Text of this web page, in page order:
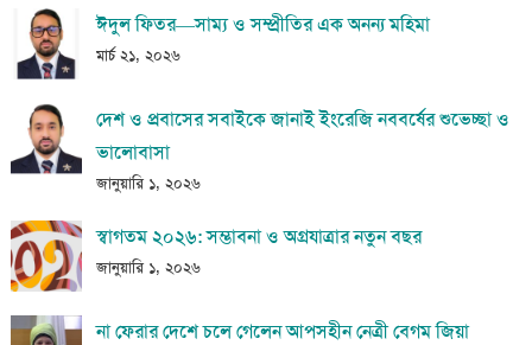
ঈদুল ফিতর—সাম্য ও সম্প্রীতির এক অনন্য মহিমা
মার্চ ২১, ২০২৬
দেশ ও প্রবাসের সবাইকে জানাই ইংরেজি নববর্ষের শুভেচ্ছা ও
ভালোবাসা
জানুয়ারি ১, ২০২৬
স্বাগতম ২০২৬: সম্ভাবনা ও অগ্রযাত্রার নতুন বছর
জানুয়ারি ১, ২০২৬
না ফেরার দেশে চলে গেলেন আপসহীন নেত্রী বেগম জিয়া